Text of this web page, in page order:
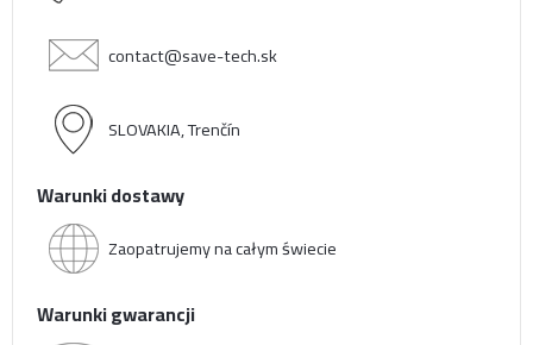
contact@save-tech.sk
SLOVAKIA, Trenčín
Warunki dostawy
Zaopatrujemy na całym świecie
Warunki gwarancji